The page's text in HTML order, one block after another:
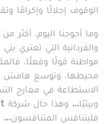
الوقوف إجلالًا وإكرامًا
وما أحوجنا اليوم، أكثر
والفردانية التي تعتري
مواطنة قولًا وفعلًا،
محيطها، وتوسع هامش
الاستطاعة في معارج
فليتنافس المتنافسون...